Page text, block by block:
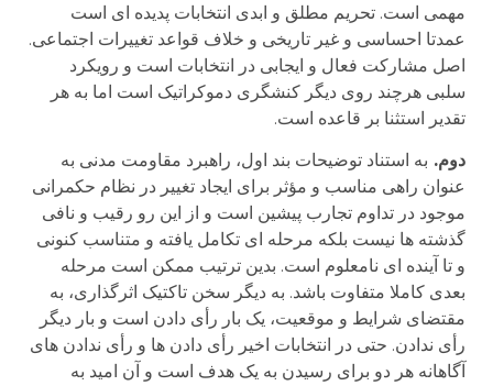
مهمی است. تحریم مطلق و ابدی انتخابات پدیده ای است
عمدتا احساسی و غیر تاریخی و خلاف قواعد تغییرات اجتماعی.
اصل مشارکت فعال و ایجابی در انتخابات است و رویکرد
سلبی هرچند روی دیگر کنشگری دموکراتیک است اما به هر
تقدیر استثنا بر قاعده است.
دوم. به استناد توضیحات بند اول، راهبرد مقاومت مدنی به
عنوان راهی مناسب و مؤثر برای ایجاد تغییر در نظام حکمرانی
موجود در تداوم تجارب پیشین است و از این رو رقیب و نافی
گذشته ها نیست بلکه مرحله ای تکامل یافته و متناسب کنونی
و تا آینده ای نامعلوم است. بدین ترتیب ممکن است مرحله
بعدی کاملا متفاوت باشد. به دیگر سخن تاکتیک اثرگذاری، به
مقتضای شرایط و موقعیت، یک بار رأی دادن است و بار دیگر
رأی ندادن. حتی در انتخابات اخیر رأی دادن ها و رأی ندادن های
آگاهانه هر دو برای رسیدن به یک هدف است و آن امید به